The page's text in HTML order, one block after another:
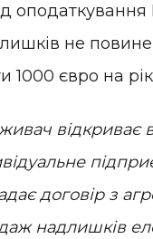
оподаткування
не
1000 євро на
відкриває
договір з
надлишків